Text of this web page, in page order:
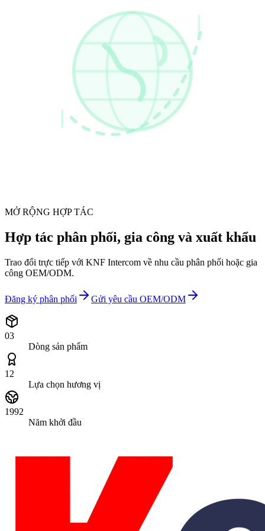
MỞ RỘNG HỢP TÁC
Hợp tác phân phối, gia công và xuất khẩu
Trao đổi trực tiếp với KNF Intercom về nhu cầu phân phối hoặc gia
công OEM/ODM.
Đăng ký phân phối Gửi yêu cầu OEM/ODM
03
Dòng sản phẩm
12
Lựa chọn hương vị
1992
Năm khởi đầu